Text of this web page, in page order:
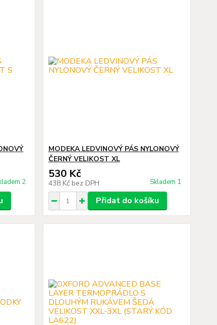
2
MODEKA LEDVINOVÝ PÁS NYLONOVÝ
ČERNÝ VELIKOST XL
530 Kč
438 Kč bez DPH Skladem 1
Přidat do košíku